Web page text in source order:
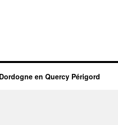
en Quercy Périgord